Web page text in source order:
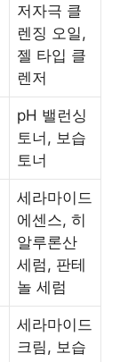
저자극 클
렌징 오일,
젤 타입 클
렌저
pH 밸런싱
토너, 보습
토너
세라마이드
에센스, 히
알루론산
세럼, 판테
놀 세럼
세라마이드
크림, 보습